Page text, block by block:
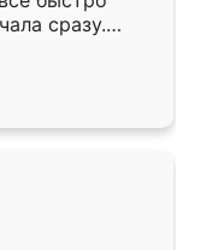
сразу.
подошёл к
Собрали
даже